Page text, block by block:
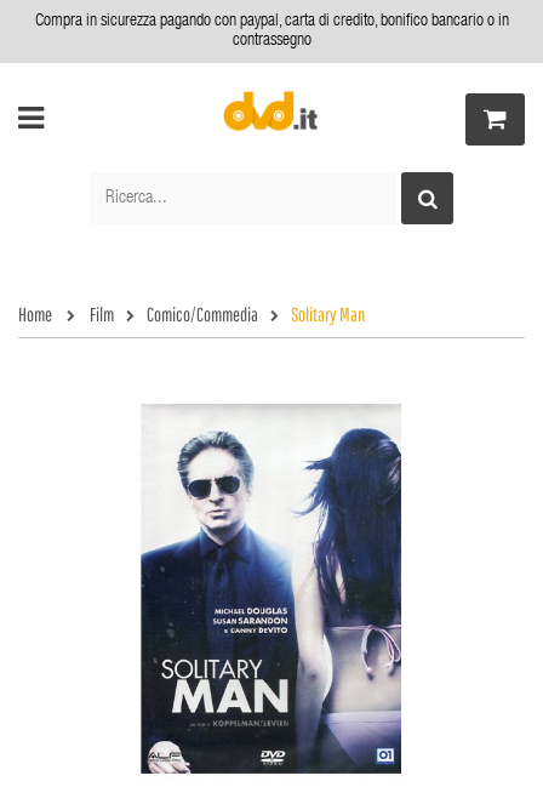
Compra in sicurezza pagando con paypal, carta di credito, bonifico bancario o in
contrassegno
Home Film Comico/Commedia Solitary Man